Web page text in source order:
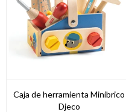
Caja de herramienta Minibrico
Djeco